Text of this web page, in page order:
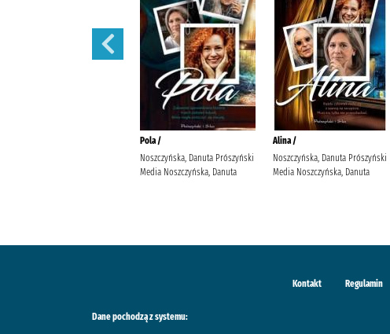
Pola /
Noszczyńska, Danuta Prószyński
Media Noszczyńska, Danuta
Alina /
Noszczyńska, Danuta Prószyński
Media Noszczyńska, Danuta
Kontakt Regulamin
Dane pochodzą z systemu: